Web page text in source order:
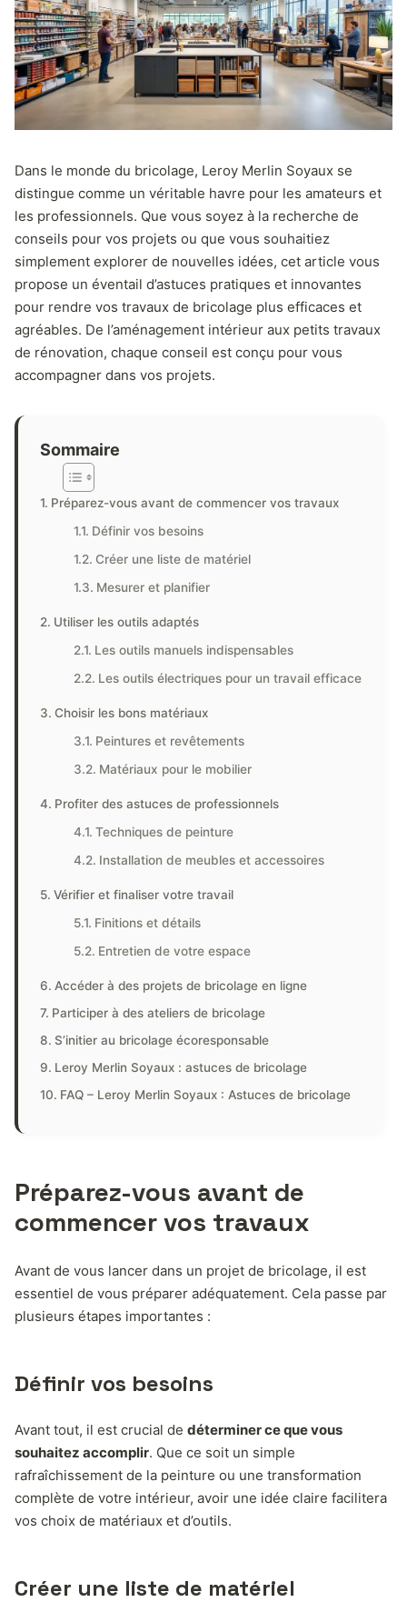
Dans le monde du bricolage, Leroy Merlin Soyaux se
distingue comme un véritable havre pour les amateurs et
les professionnels. Que vous soyez à la recherche de
conseils pour vos projets ou que vous souhaitiez
simplement explorer de nouvelles idées, cet article vous
propose un éventail d’astuces pratiques et innovantes
pour rendre vos travaux de bricolage plus efficaces et
agréables. De l’aménagement intérieur aux petits travaux
de rénovation, chaque conseil est conçu pour vous
accompagner dans vos projets.
Sommaire
Préparez-vous avant de commencer vos travaux
Définir vos besoins
Créer une liste de matériel
Mesurer et planifier
Utiliser les outils adaptés
Les outils manuels indispensables
Les outils électriques pour un travail efficace
Choisir les bons matériaux
Peintures et revêtements
Matériaux pour le mobilier
Profiter des astuces de professionnels
Techniques de peinture
Installation de meubles et accessoires
Vérifier et finaliser votre travail
Finitions et détails
Entretien de votre espace
Accéder à des projets de bricolage en ligne
Participer à des ateliers de bricolage
S’initier au bricolage écoresponsable
Leroy Merlin Soyaux : astuces de bricolage
FAQ – Leroy Merlin Soyaux : Astuces de bricolage
Préparez-vous avant de
commencer vos travaux
Avant de vous lancer dans un projet de bricolage, il est
essentiel de vous préparer adéquatement. Cela passe par
plusieurs étapes importantes :
Définir vos besoins
Avant tout, il est crucial de déterminer ce que vous
souhaitez accomplir. Que ce soit un simple
rafraîchissement de la peinture ou une transformation
complète de votre intérieur, avoir une idée claire facilitera
vos choix de matériaux et d’outils.
Créer une liste de matériel